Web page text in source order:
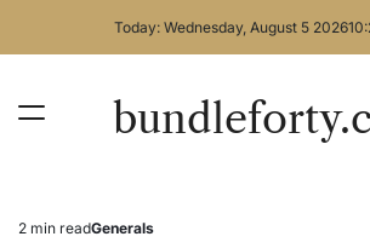
Today: Wednesday, August 5 202610:
Estimated
2 min readPosted
Generals